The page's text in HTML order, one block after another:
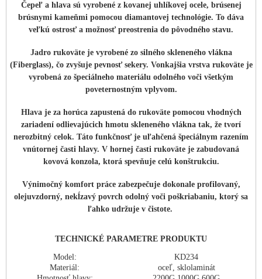
Čepeľ a hlava sú vyrobené z kovanej uhlíkovej ocele, brúsenej
brúsnymi kameňmi pomocou diamantovej technológie. To dáva
veľkú ostrosť a možnosť preostrenia do pôvodného stavu.
Jadro rukoväte je vyrobené zo silného skleneného vlákna
(Fiberglass), čo zvyšuje pevnosť sekery. Vonkajšia vrstva rukoväte je
vyrobená zo špeciálneho materiálu odolného voči všetkým
poveternostným vplyvom.
Hlava je za horúca zapustená do rukoväte pomocou vhodných
zariadení odlievajúcich hmotu skleneného vlákna tak, že tvorí
nerozbitný celok. Táto funkčnosť je uľahčená špeciálnym razením
vnútornej časti hlavy. V hornej časti rukoväte je zabudovaná
kovová konzola, ktorá spevňuje celú konštrukciu.
Výnimočný komfort práce zabezpečuje dokonale profilovaný,
olejuvzdorný, nekĺzavý povrch odolný voči poškriabaniu, ktorý sa
ľahko udržuje v čistote.
TECHNICKÉ PARAMETRE PRODUKTU
Model:
KD234
Materiál:
oceľ, sklolaminát